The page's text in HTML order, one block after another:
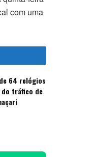
com uma
64 relógios
do tráfico de